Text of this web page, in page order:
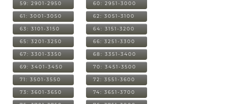
59: 2901-2950 60: 2951-3000
61: 3001-3050 62: 3051-3100
63: 3101-3150 64: 3151-3200
65: 3201-3250 66: 3251-3300
67: 3301-3350 68: 3351-3400
69: 3401-3450 70: 3451-3500
71: 3501-3550 72: 3551-3600
73: 3601-3650 74: 3651-3700